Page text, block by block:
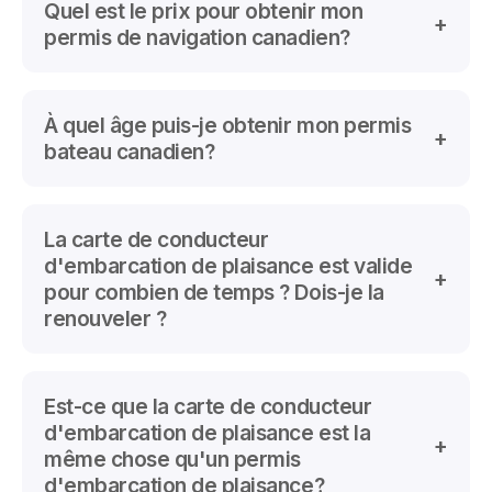
de conducteur d'embarcation de plaisance pour
conduire toute embarcation à moteur. Cette loi
s'applique à tous les plaisanciers, il n'y a pas
n'importe quelle taille, même d'un petit moteur
électrique.
Quel est le prix pour obtenir mon
permis de navigation canadien?
moteur est de$ 59.95 plus taxes incluant la
formation, l'examen et la carte de conducteur
d'embarcation de plaisance.
À quel âge puis-je obtenir mon permis
bateau canadien?
canadien, mais certaines restrictions s'appliquent. Il
suffit de réussir l’examen final.
La carte de conducteur
d'embarcation de plaisance est valide
pour combien de temps ? Dois-je la
renouveler ?
et ce, partout au Canada. Il n'est pas nécessaire de
la renouveler.
Est-ce que la carte de conducteur
d'embarcation de plaisance est la
même chose qu'un permis
d'embarcation de plaisance?